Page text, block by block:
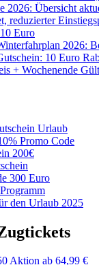
2026: Übersicht
reduzierter
Euro
2026:
10 Euro
+ Wochenende
Urlaub
Promo Code
200€
300 Euro
den Urlaub 2025
Aktion ab 64,99 €